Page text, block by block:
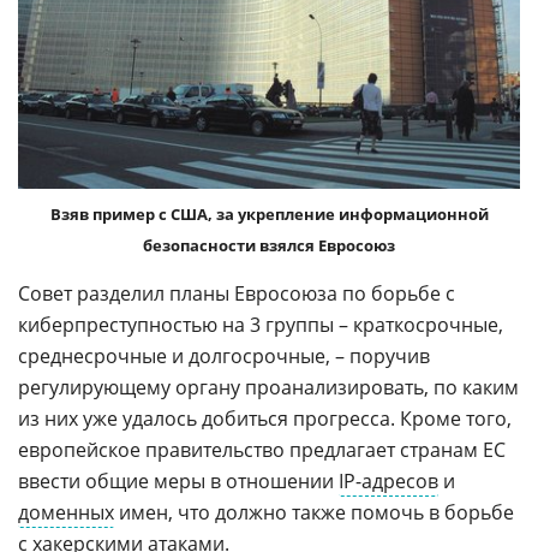
Взяв пример с США, за укрепление информационной
безопасности взялся Евросоюз
Совет разделил планы Евросоюза по борьбе с
киберпреступностью на 3 группы – краткосрочные,
среднесрочные и долгосрочные, – поручив
регулирующему органу проанализировать, по каким
из них уже удалось добиться прогресса. Кроме того,
европейское правительство предлагает странам ЕС
ввести общие меры в отношении IP-адресов и
доменных имен, что должно также помочь в борьбе
с хакерскими атаками.